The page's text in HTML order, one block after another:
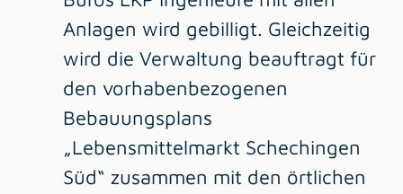
Anlagen wird gebilligt. Gleichzeitig
wird die Verwaltung beauftragt für
den vorhabenbezogenen
Bebauungsplans
„Lebensmittelmarkt Schechingen
Süd“ zusammen mit den örtlichen